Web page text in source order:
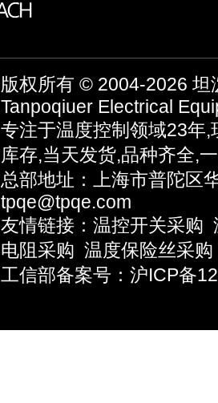
版权所有 © 2004-2026 坦
Tanpoqiuer Electrical
专注于温度控制领域23年
库存,当天发货,品种齐全,
总部地址：上海市普陀区
tpqe@tpqe.com
友情链接： 温控开关采购
电阻采购 温度保险丝采购
工信部备案号：沪ICP备